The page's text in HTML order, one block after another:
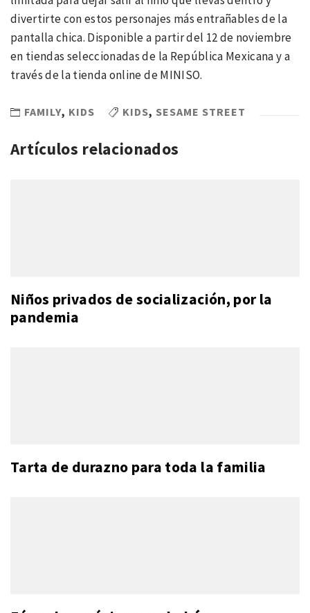
divertirte con estos personajes más entrañables de la
pantalla chica. Disponible a partir del 12 de noviembre
en tiendas seleccionadas de la República Mexicana y a
través de la tienda online de MINISO.
FAMILY, KIDS KIDS, SESAME STREET
Artículos relacionados
Niños privados de socialización, por la
pandemia
Tarta de durazno para toda la familia